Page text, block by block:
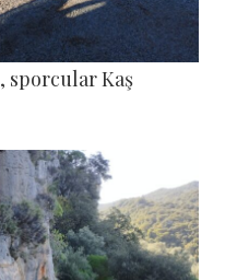
, sporcular Kaş